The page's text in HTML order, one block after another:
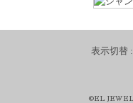
表示切替 :
©EL